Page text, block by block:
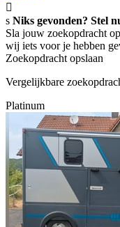

s Niks gevonden? Stel
Sla jouw zoekopdracht
wij iets voor je hebben
Zoekopdracht opslaan
Vergelijkbare
Platinum